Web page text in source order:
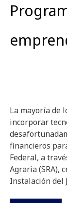
La mayoría de
incorporar
financieros
Federal, a
Agraria (SRA),
Instalación del